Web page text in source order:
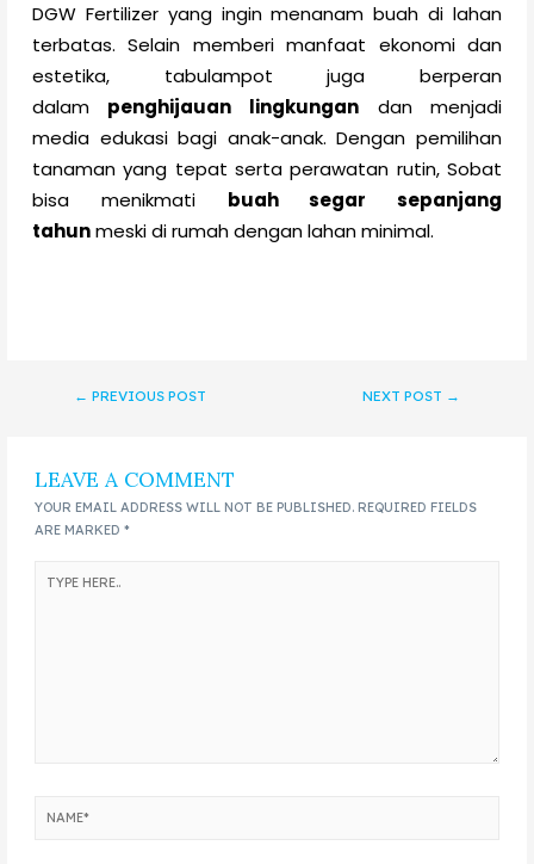
DGW Fertilizer yang ingin menanam buah di lahan
terbatas. Selain memberi manfaat ekonomi dan
estetika, tabulampot juga berperan
dalam penghijauan lingkungan dan menjadi
media edukasi bagi anak-anak. Dengan pemilihan
tanaman yang tepat serta perawatan rutin, Sobat
bisa menikmati buah segar sepanjang
tahunmeski di rumah dengan lahan minimal.
← PREVIOUS POST NEXT POST →
LEAVE A COMMENT
YOUR EMAIL ADDRESS WILL NOT BE PUBLISHED. REQUIRED FIELDS
ARE MARKED*